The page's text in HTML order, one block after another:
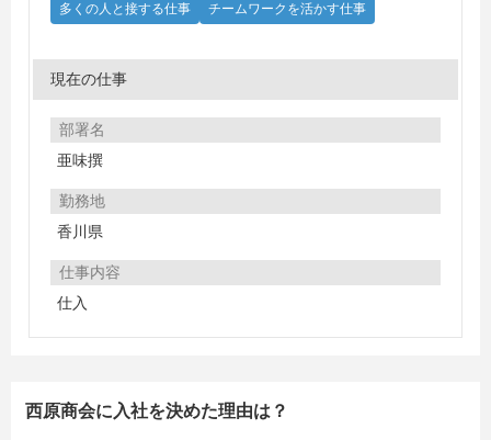
多くの人と接する仕事 チームワークを活かす仕事
現在の仕事
部署名
亜味撰
勤務地
香川県
仕事内容
仕入
西原商会に入社を決めた理由は？